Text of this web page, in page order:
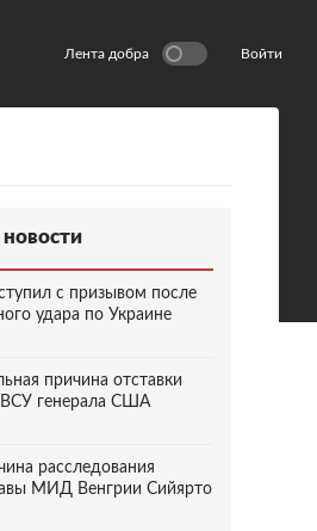
Лента добра Войти
с призывом после
удара по Украине
причина отставки
генерала США
расследования
МИД Венгрии Сийярто